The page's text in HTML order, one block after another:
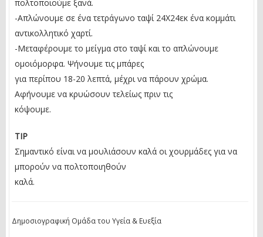
πολτοποιούμε ξανά.
-Απλώνουμε σε ένα τετράγωνο ταψί 24Χ24εκ ένα κομμάτι
αντικολλητικό χαρτί.
-Μεταφέρουμε το μείγμα στο ταψί και το απλώνουμε
ομοιόμορφα. Ψήνουμε τις μπάρες
για περίπου 18-20 λεπτά, μέχρι να πάρουν χρώμα.
Αφήνουμε να κρυώσουν τελείως πριν τις
κόψουμε.
TIP
Σημαντικό είναι να μουλιάσουν καλά οι χουρμάδες για να
μπορούν να πολτοποιηθούν
καλά.
Δημοσιογραφική Ομάδα του Υγεία & Ευεξία